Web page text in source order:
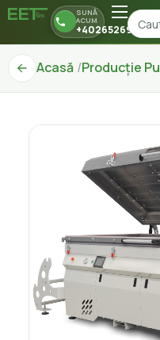
SUNĂ
ACUM
+40265269150
Acasă Producție